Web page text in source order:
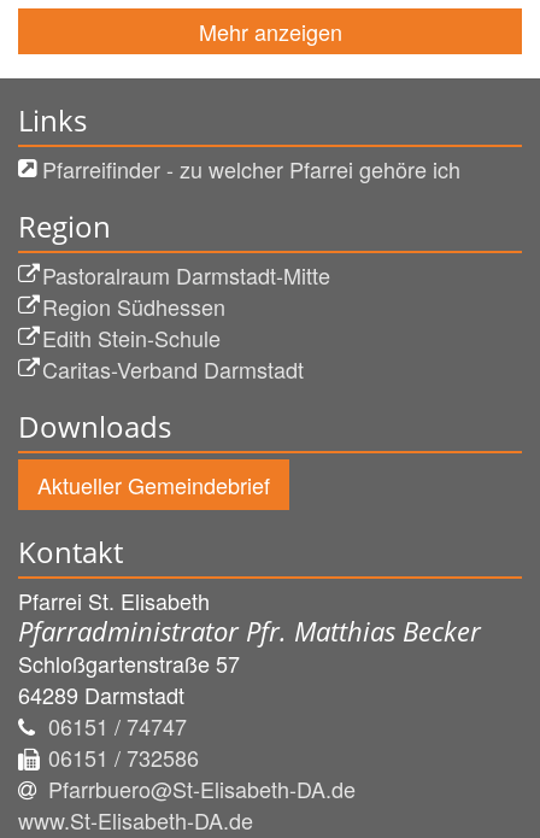
Mehr anzeigen
Links
Pfarreifinder - zu welcher Pfarrei gehöre ich
Region
Pastoralraum Darmstadt-Mitte
Region Südhessen
Edith Stein-Schule
Caritas-Verband Darmstadt
Downloads
Aktueller Gemeindebrief
Kontakt
Pfarrei St. Elisabeth
Pfarradministrator Pfr. Matthias Becker
Schloßgartenstraße 57
64289 Darmstadt
06151 / 74747
06151 / 732586
Pfarrbuero@St-Elisabeth-DA.de
www.St-Elisabeth-DA.de